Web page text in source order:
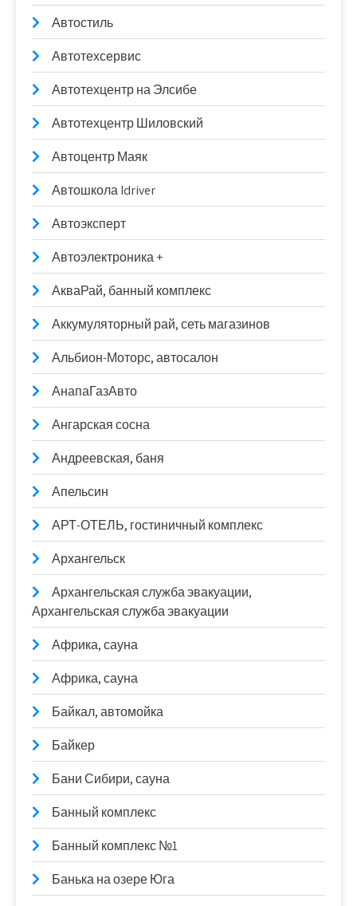
Автостиль
Автотехсервис
Автотехцентр на Элсибе
Автотехцентр Шиловский
Автоцентр Маяк
Автошкола Idriver
Автоэксперт
Автоэлектроника +
АкваРай, банный комплекс
Аккумуляторный рай, сеть магазинов
Альбион-Моторс, автосалон
АнапаГазАвто
Ангарская сосна
Андреевская, баня
Апельсин
АРТ-ОТЕЛЬ, гостиничный комплекс
Архангельск
Архангельская служба эвакуации,
Архангельская служба эвакуации
Африка, сауна
Африка, сауна
Байкал, автомойка
Байкер
Бани Сибири, сауна
Банный комплекс
Банный комплекс №1
Банька на озере Юга